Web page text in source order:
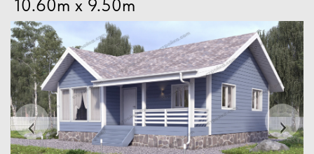
10.60m x 9.50m
‹Previous ›Next